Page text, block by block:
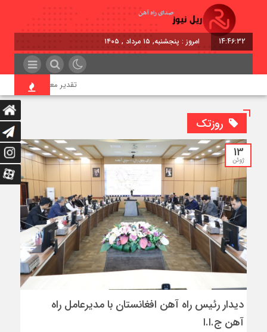
14:46:32 امروز : پنجشنبه, ۱۵ مرداد , ۱۴۰۵
تقدیر معاون اول
روزتک
13
ژوئن
دیدار رئیس راه آهن افغانستان با مدیرعامل راه
آهن ج.ا.ا